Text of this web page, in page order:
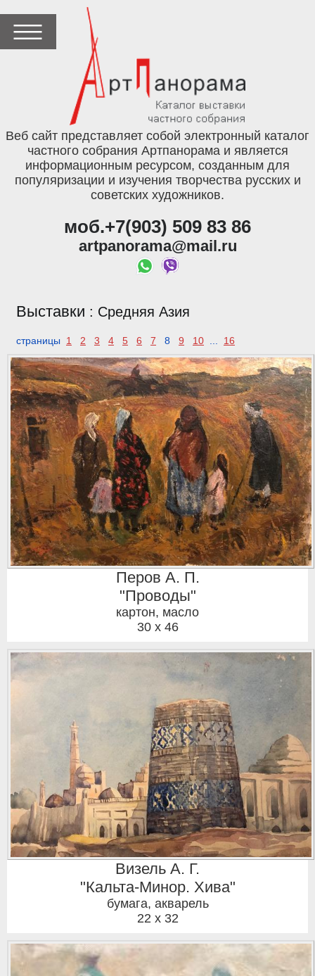
Веб сайт представляет собой электронный каталог
частного собрания Артпанорама и является
информационным ресурсом, созданным для
популяризации и изучения творчества русских и
советских художников.
моб.+7(903) 509 83 86
artpanorama@mail.ru
Выставки : Средняя Азия
страницы 1 2 3 4 5 6 7 8 9 10 ... 16
Перов А. П.
"Проводы"
картон, масло
30 x 46
Визель А. Г.
"Кальта-Минор. Хива"
бумага, акварель
22 x 32